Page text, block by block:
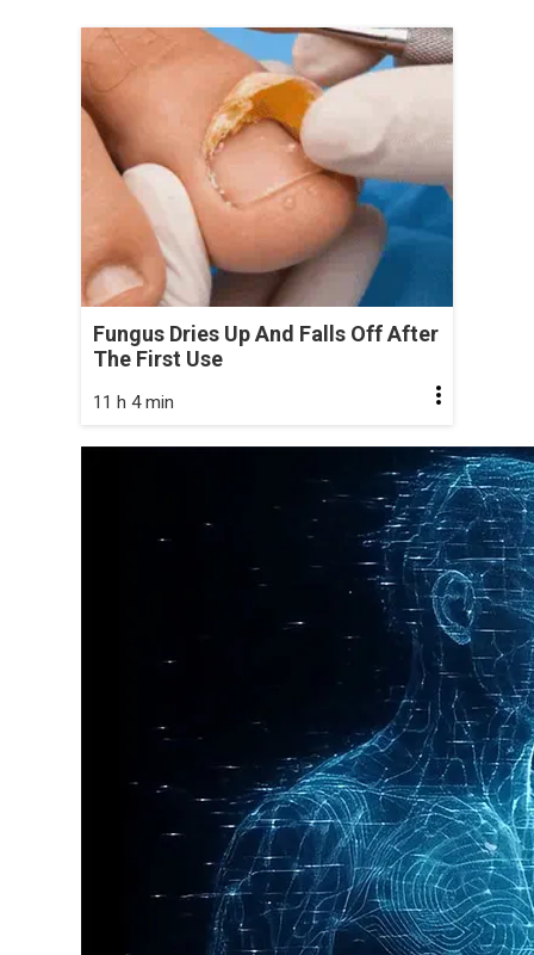
Fungus Dries Up And Falls Off After
The First Use
11 h 4 min